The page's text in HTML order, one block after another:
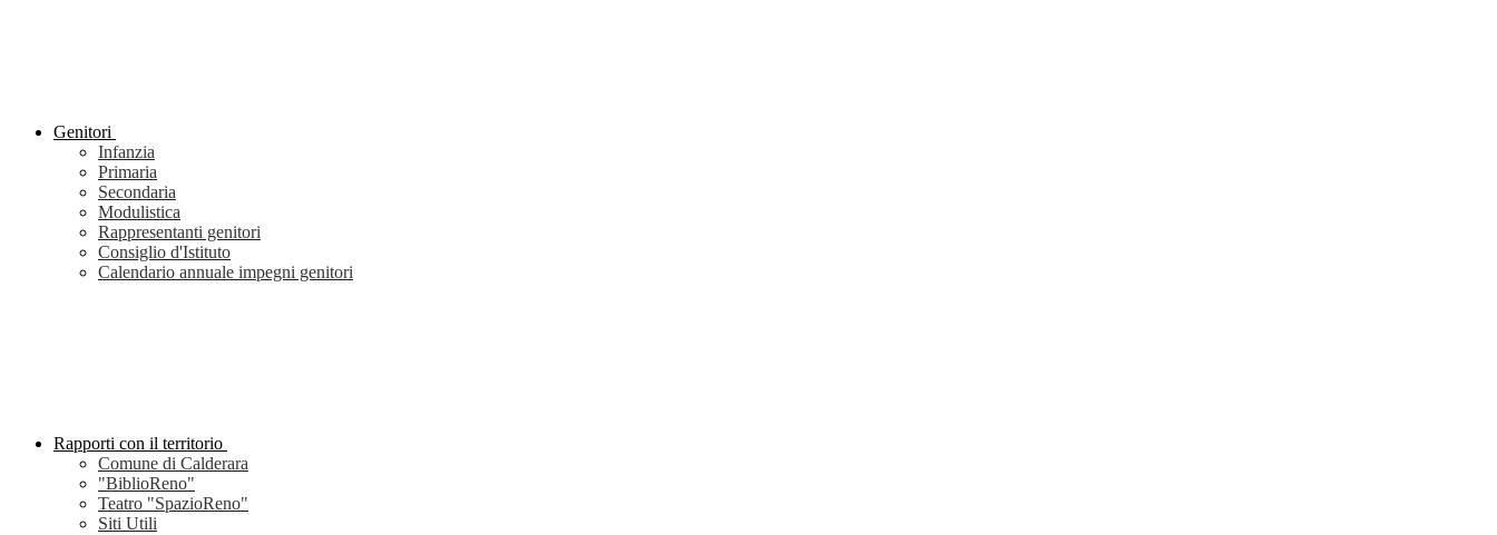
Genitori
Infanzia
Primaria
Secondaria
Modulistica
Rappresentanti genitori
Consiglio d'Istituto
Calendario annuale impegni genitori
Rapporti con il territorio
Comune di Calderara
"BiblioReno"
Teatro "SpazioReno"
Siti Utili